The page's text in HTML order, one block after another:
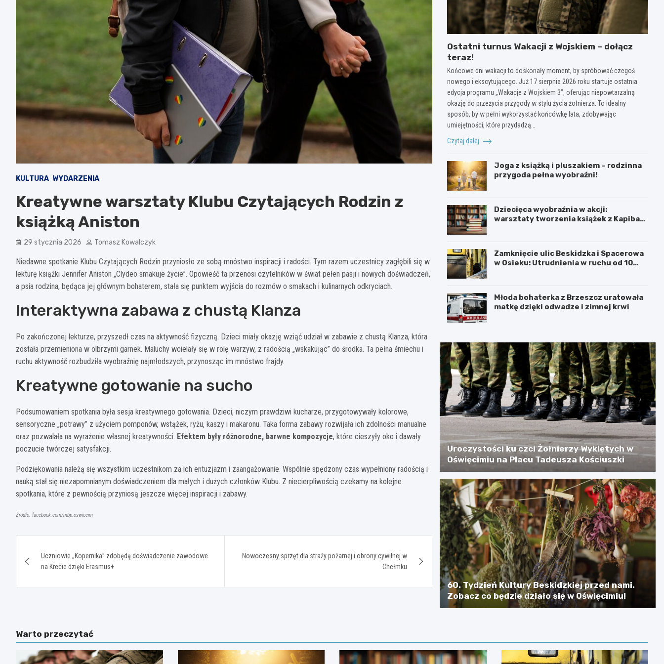
KULTURA WYDARZENIA
Kreatywne warsztaty Klubu Czytających Rodzin z
książką Aniston
29 stycznia 2026 Tomasz Kowalczyk
Niedawne spotkanie Klubu Czytających Rodzin przyniosło ze sobą mnóstwo inspiracji i radości. Tym razem uczestnicy zagłębili się w
lekturę książki Jennifer Aniston „Clydeo smakuje życie”. Opowieść ta przenosi czytelników w świat pełen pasji i nowych doświadczeń,
a psia rodzina, będąca jej głównym bohaterem, stała się punktem wyjścia do rozmów o smakach i kulinarnych odkryciach.
Interaktywna zabawa z chustą Klanza
Po zakończonej lekturze, przyszedł czas na aktywność fizyczną. Dzieci miały okazję wziąć udział w zabawie z chustą Klanza, która
została przemieniona w olbrzymi garnek. Maluchy wcielały się w rolę warzyw, z radością „wskakując” do środka. Ta pełna śmiechu i
ruchu aktywność rozbudziła wyobraźnię najmłodszych, przynosząc im mnóstwo frajdy.
Kreatywne gotowanie na sucho
Podsumowaniem spotkania była sesja kreatywnego gotowania. Dzieci, niczym prawdziwi kucharze, przygotowywały kolorowe,
sensoryczne „potrawy” z użyciem pomponów, wstążek, ryżu, kaszy i makaronu. Taka forma zabawy rozwijała ich zdolności manualne
oraz pozwalała na wyrażenie własnej kreatywności. Efektem były różnorodne, barwne kompozycje, które cieszyły oko i dawały
poczucie twórczej satysfakcji.
Podziękowania należą się wszystkim uczestnikom za ich entuzjazm i zaangażowanie. Wspólnie spędzony czas wypełniony radością i
nauką stał się niezapomnianym doświadczeniem dla małych i dużych członków Klubu. Z niecierpliwością czekamy na kolejne
spotkania, które z pewnością przyniosą jeszcze więcej inspiracji i zabawy.
Źródło: facebook.com/mbp.oswiecim
wpisu
Uczniowie „Kopernika” zdobędą doświadczenie zawodowe
na Krecie dzięki Erasmus+
Nowoczesny sprzęt dla straży pożarnej i obrony cywilnej w
Chełmku
Ostatni turnus Wakacji z Wojskiem – dołącz
teraz!
Końcowe dni wakacji to doskonały moment, by spróbować czegoś
nowego i ekscytującego. Już 17 sierpnia 2026 roku startuje ostatnia
edycja programu „Wakacje z Wojskiem 3”, oferując niepowtarzalną
okazję do przeżycia przygody w stylu życia żołnierza. To idealny
sposób, by w pełni wykorzystać końcówkę lata, zdobywając
umiejętności, które przydadzą…
Czytaj dalej
Joga z książką i pluszakiem – rodzinna
przygoda pełna wyobraźni!
Dziecięca wyobraźnia w akcji:
warsztaty tworzenia książek z Kapibarą
Zamknięcie ulic Beskidzka i Spacerowa
w Osieku: Utrudnienia w ruchu od 10
Młoda bohaterka z Brzeszcz uratowała
matkę dzięki odwadze i zimnej krwi
Uroczystości ku czci Żołnierzy Wyklętych w
Oświęcimiu na Placu Tadeusza Kościuszki
60. Tydzień Kultury Beskidzkiej przed nami.
Zobacz co będzie działo się w Oświęcimiu!
Warto przeczytać